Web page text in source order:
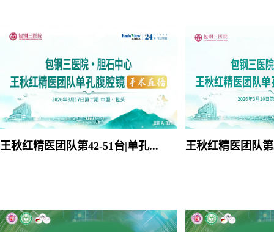
王秋红精医团队第42-51台|单孔腹腔镜下胆囊切除术 腹腔镜下胆囊切除术20260317